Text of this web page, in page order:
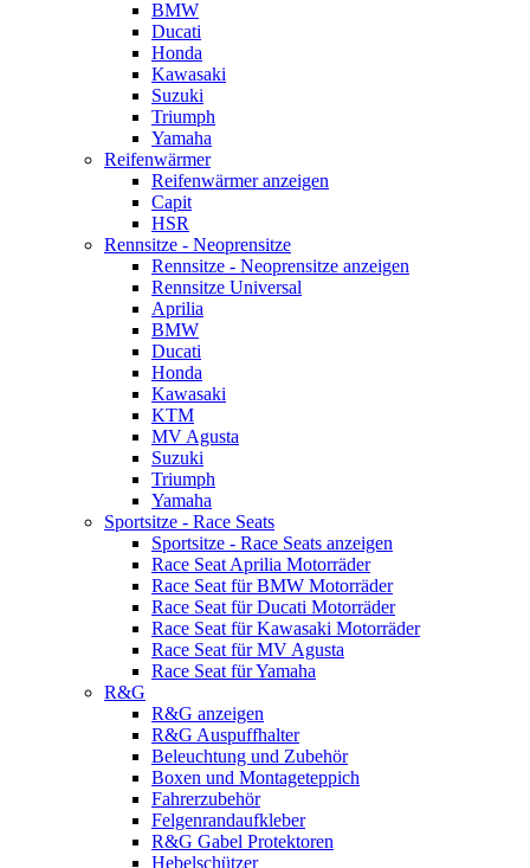
BMW
Ducati
Honda
Kawasaki
Suzuki
Triumph
Yamaha
Reifenwärmer
Reifenwärmer anzeigen
Capit
HSR
Rennsitze - Neoprensitze
Rennsitze - Neoprensitze anzeigen
Rennsitze Universal
Aprilia
BMW
Ducati
Honda
Kawasaki
KTM
MV Agusta
Suzuki
Triumph
Yamaha
Sportsitze - Race Seats
Sportsitze - Race Seats anzeigen
Race Seat Aprilia Motorräder
Race Seat für BMW Motorräder
Race Seat für Ducati Motorräder
Race Seat für Kawasaki Motorräder
Race Seat für MV Agusta
Race Seat für Yamaha
R&G
R&G anzeigen
R&G Auspuffhalter
Beleuchtung und Zubehör
Boxen und Montageteppich
Fahrerzubehör
Felgenrandaufkleber
R&G Gabel Protektoren
Hebelschützer